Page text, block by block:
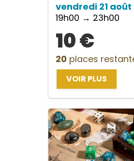
vendredi 21 août
19h00 → 23h00
10 €
20 places
VOIR PLUS